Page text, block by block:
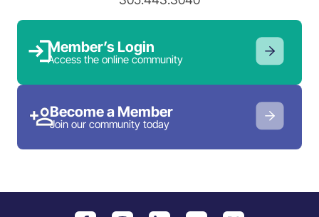
Member’s Login
Access the online community
Become a Member
Join our community today